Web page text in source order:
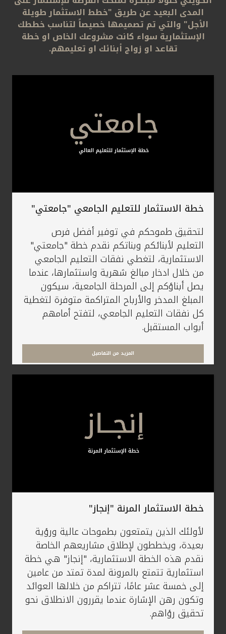
التقارير
مواقع الفروع
مصر
مملكة البحرين
المدى البعيد عن طريق "خطط الاستثمار طويلة
الأجل" والتي تم تصميمها خصيصاً لتناسب خططك
الإستثمارية سواء كانت مشروعك الخاص او خطة
تقاعد او زواج أبنائك او تعليمهم.
خطة الاستثمار للتعليم الجامعي "جامعتي"
لتحقيق طموحكم في توفير أفضل فرص
التعليم لأبنائكم وبناتكم نقدم خطة "جامعتي"
الاستثمارية، لتغطي نفقات التعليم الجامعي
من خلال ادخار مبالغ شهرية واستثمارها، عندما
يصل أبناؤكم إلى المرحلة الجامعية، سيكون
المبلغ المدخر والأرباح المتراكمة متوفرة لتغطية
كل نفقات التعليم الجامعي، لتفتح أمامهم
أبواب المستقبل.
المزيد من التفاصيل
خطة الاستثمار المرنة "إنجاز"
لأولئك الذين يتمتعون بطموحات عالية ورؤية
بعيدة، ويخططون لإطلاق مشاريعهم الخاصة
نقدم هذه الخطة الاستثمارية، "إنجاز" هي خطة
استثمارية تتمتع بالمرونة لمدة تمتد من عامين
إلى خمسة عشر عامًا، تتراكم من خلالها العوائد
وتكون رهن الإشارة عندما يقررون الانطلاق نحو
تحقيق رؤاهم.